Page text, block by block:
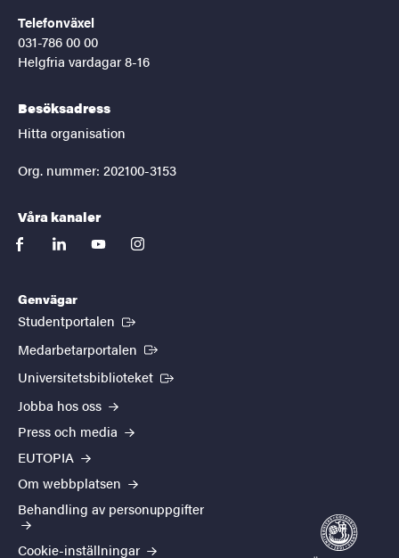
Telefonväxel
031-786 00 00
Helgfria vardagar 8-16
Besöksadress
Hitta organisation
Org. nummer: 202100-3153
Våra kanaler
facebooklinkedinyoutubeinstagram
Genvägar
Studentportalen (Extern länk)
Medarbetarportalen (Extern länk)
Universitetsbiblioteket (Extern länk)
Jobba hos oss
Press och media
EUTOPIA
Om webbplatsen
Behandling av personuppgifter
Cookie-inställningar